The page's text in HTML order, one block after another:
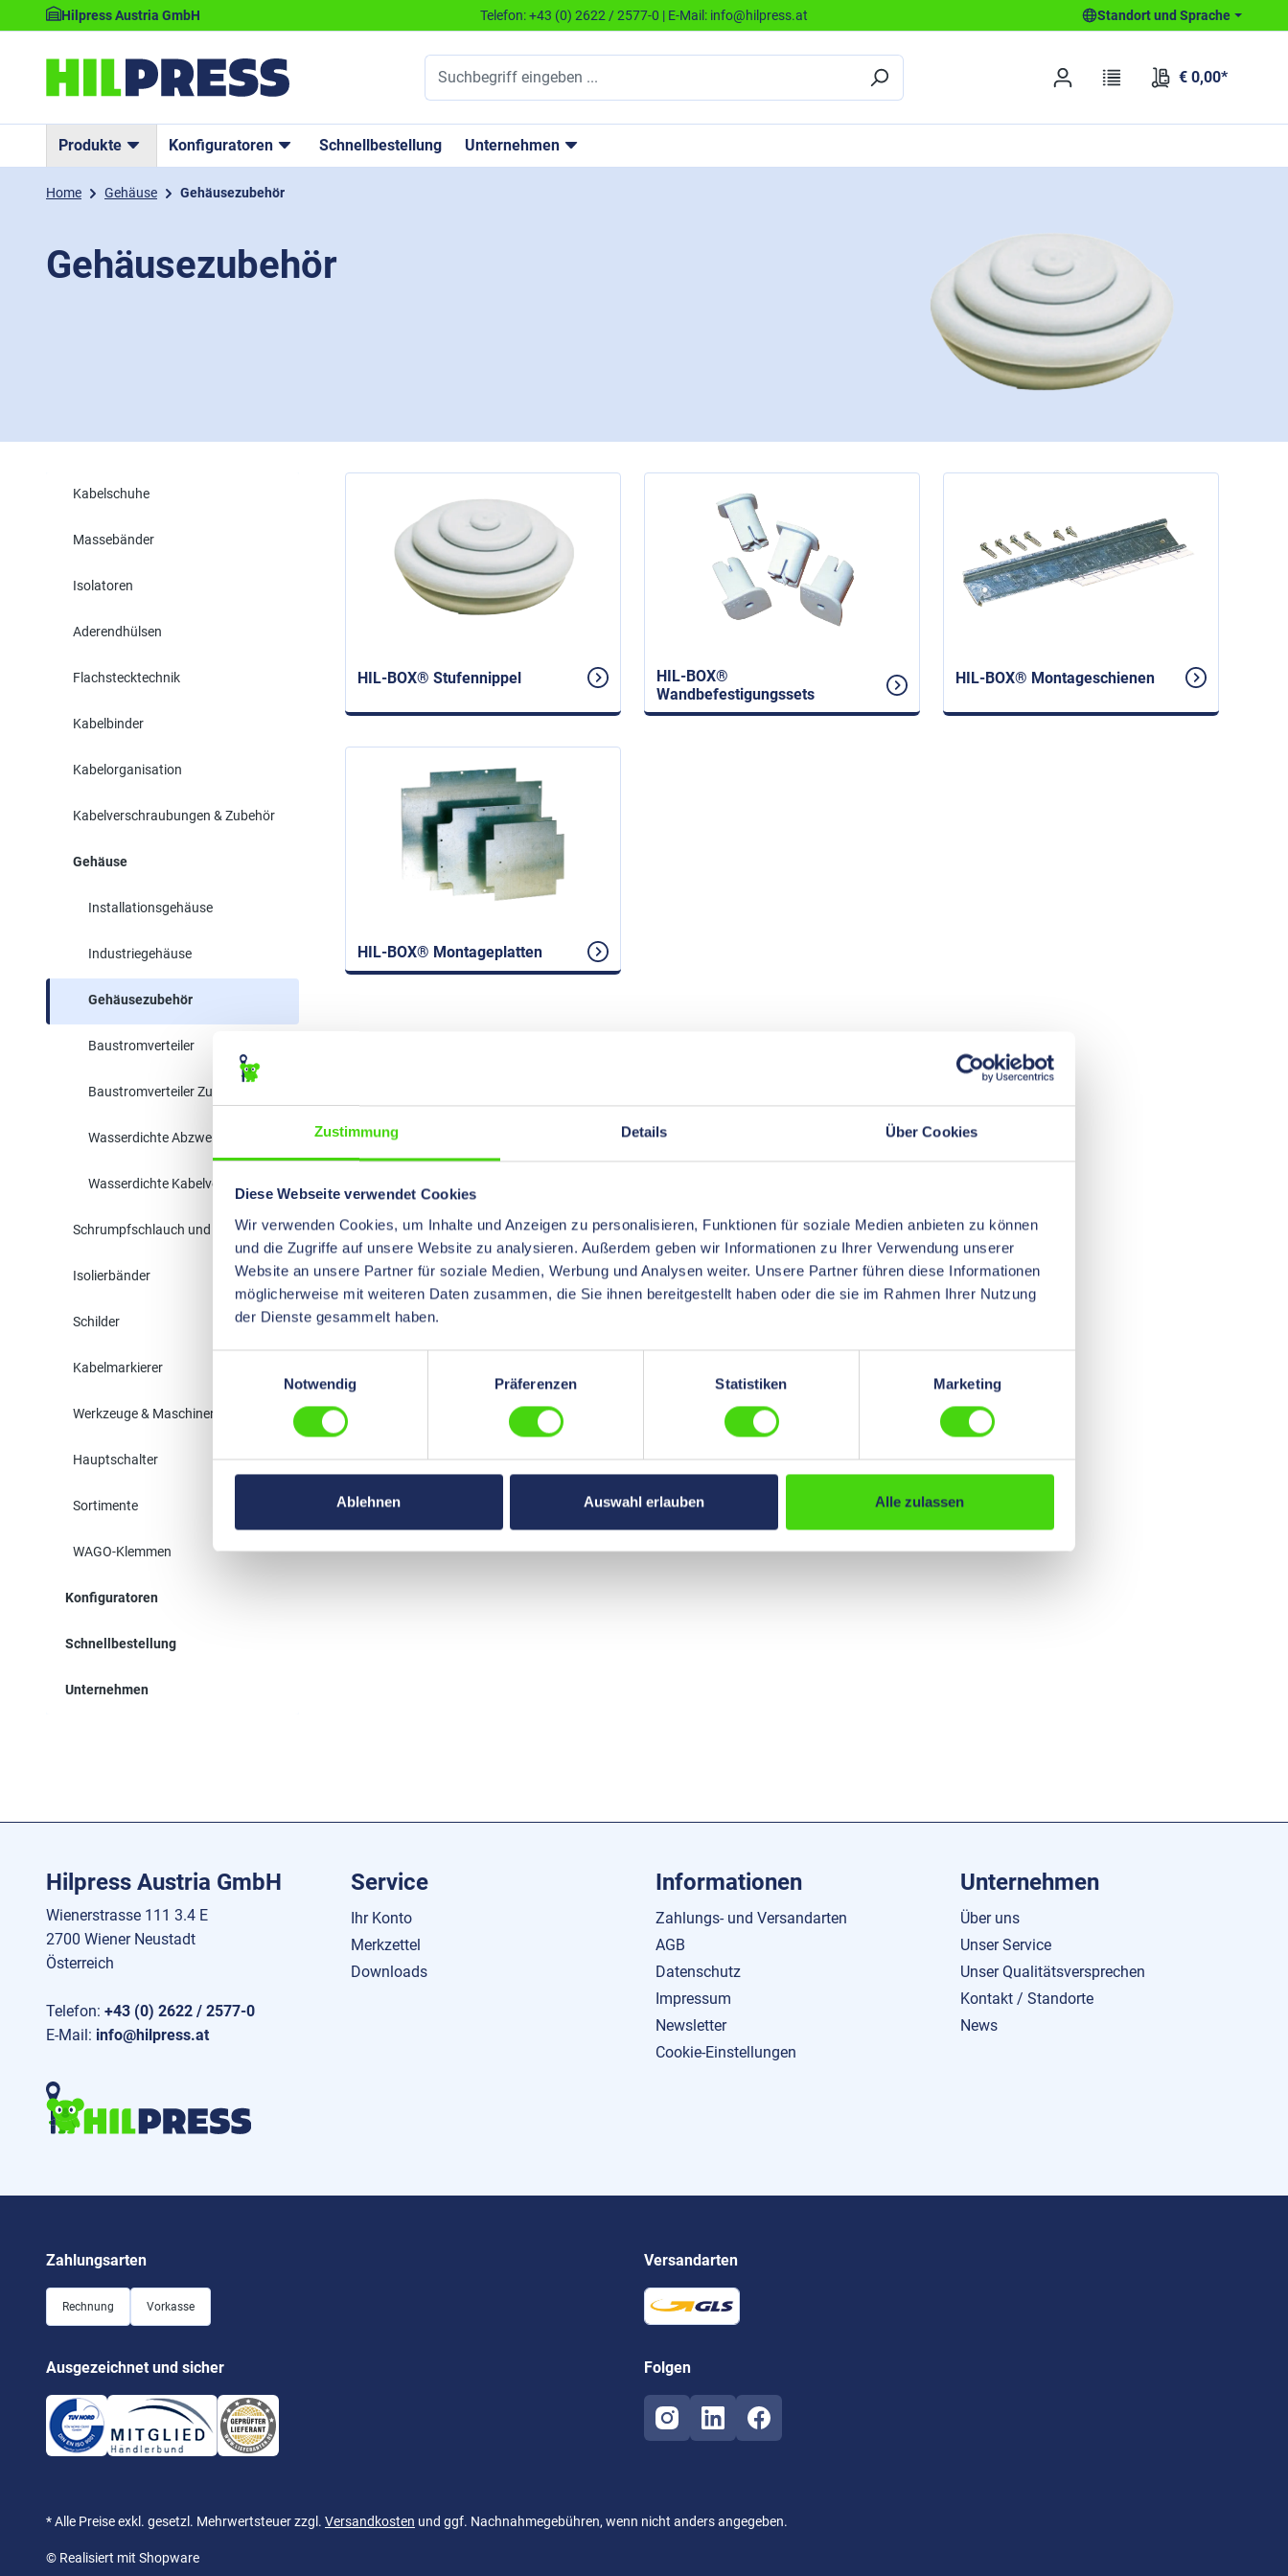
Zustimmung Details Über Cookies
Diese Webseite verwendet Cookies
Wir verwenden Cookies, um Inhalte und Anzeigen zu personalisieren, Funktionen für soziale Medien anbieten zu können
und die Zugriffe auf unsere Website zu analysieren. Außerdem geben wir Informationen zu Ihrer Verwendung unserer
Website an unsere Partner für soziale Medien, Werbung und Analysen weiter. Unsere Partner führen diese Informationen
möglicherweise mit weiteren Daten zusammen, die Sie ihnen bereitgestellt haben oder die sie im Rahmen Ihrer Nutzung
der Dienste gesammelt haben.
Notwendig
Präferenzen Statistiken Marketing
Ablehnen Auswahl erlauben Alle zulassen
Hilpress Austria GmbH Telefon:+43 (0) 2622 / 2577-0 | E-Mail: info@hilpress.at Standort und Sprache
€ 0,00*
Produkte Konfiguratoren Schnellbestellung Unternehmen
Home Gehäuse Gehäusezubehör
Gehäusezubehör
Kabelschuhe
Massebänder
Isolatoren
Aderendhülsen
Flachstecktechnik
Kabelbinder
Kabelorganisation
Kabelverschraubungen & Zubehör
Gehäuse
Installationsgehäuse
Industriegehäuse
Gehäusezubehör
Baustromverteiler
Baustromverteiler Zubehör
Wasserdichte Abzweigdosen
Wasserdichte Kabelverbinder
Schrumpfschlauch und Isolation
Isolierbänder
Schilder
Kabelmarkierer
Werkzeuge & Maschinen
Hauptschalter
Sortimente
WAGO-Klemmen
Konfiguratoren
Schnellbestellung
Unternehmen
HIL-BOX® Stufennippel
HIL-BOX®
Wandbefestigungssets
HIL-BOX® Montageschienen
HIL-BOX® Montageplatten
Hilpress Austria GmbH
Wienerstrasse 111 3.4 E
2700 Wiener Neustadt
Österreich
Telefon: +43 (0) 2622 / 2577-0
E-Mail: info@hilpress.at
Service
Ihr Konto
Merkzettel
Downloads
Informationen
Zahlungs- und Versandarten
AGB
Datenschutz
Impressum
Newsletter
Cookie-Einstellungen
Unternehmen
Über uns
Unser Service
Unser Qualitätsversprechen
Kontakt / Standorte
News
Zahlungsarten
Rechnung Vorkasse
Versandarten
Ausgezeichnet und sicher Folgen
* Alle Preise exkl. gesetzl. Mehrwertsteuer zzgl. Versandkosten und ggf. Nachnahmegebühren, wenn nicht anders angegeben.
© Realisiert mit Shopware